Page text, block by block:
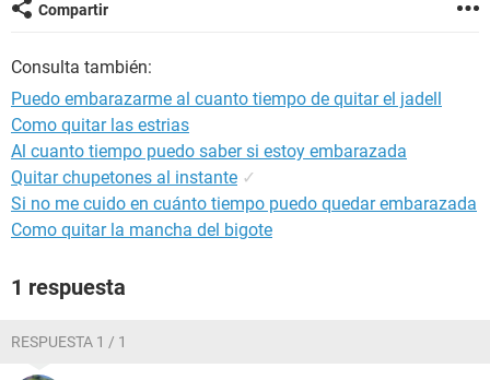
Compartir
Consulta también:
Puedo embarazarme al cuanto tiempo de quitar el jadell
Como quitar las estrias
Al cuanto tiempo puedo saber si estoy embarazada
Quitar chupetones al instante ✓
Si no me cuido en cuánto tiempo puedo quedar embarazada
Como quitar la mancha del bigote
1 respuesta
RESPUESTA 1 / 1